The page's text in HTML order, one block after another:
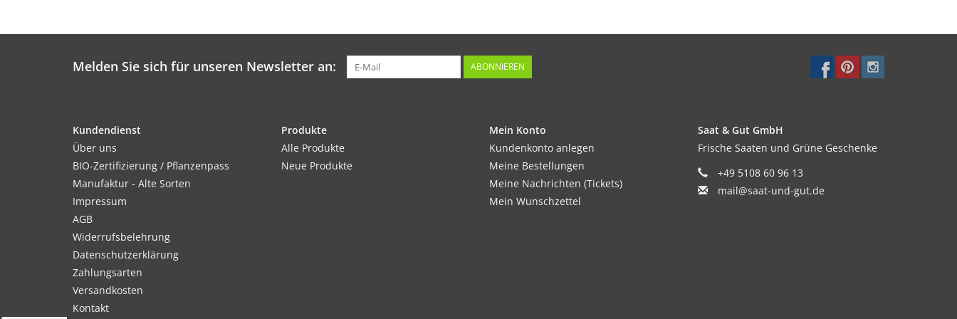
Melden Sie sich für unseren Newsletter an: ABONNIEREN
Kundendienst
Über uns
BIO-Zertifizierung / Pflanzenpass
Manufaktur - Alte Sorten
Impressum
AGB
Widerrufsbelehrung
Datenschutzerklärung
Zahlungsarten
Versandkosten
Kontakt
Produkte
Alle Produkte
Neue Produkte
Mein Konto
Kundenkonto anlegen
Meine Bestellungen
Meine Nachrichten (Tickets)
Mein Wunschzettel
Saat & Gut GmbH
Frische Saaten und Grüne Geschenke
+49 5108 60 96 13
mail@saat-und-gut.de